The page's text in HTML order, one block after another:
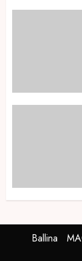
Ballina